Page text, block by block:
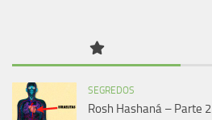
SEGREDOS
Rosh Hashaná – Parte 2